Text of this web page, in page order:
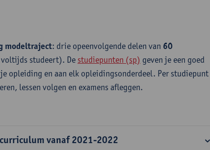
modeltraject: drie opeenvolgende delen van 60
studeert). De studiepunten (sp) geven je een goed
opleiding en aan elk opleidingsonderdeel. Per studiepunt
lessen volgen en examens afleggen.
vanaf 2021-2022